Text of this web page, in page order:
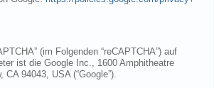
(im Folgenden “reCAPTCHA”) auf
ist die Google Inc., 1600 Amphitheatre
94043, USA (“Google”).